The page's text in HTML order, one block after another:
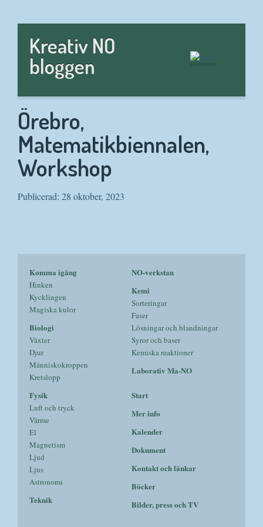
Kreativ NO
bloggen
Örebro,
Matematikbiennalen,
Workshop
Publicerad: 28 oktober, 2023
Komma igång
Hinken
Kycklingen
Magiska kulor
Biologi
Växter
Djur
Människokroppen
Kretslopp
NO-verkstan
Kemi
Sorteringar
Faser
Lösningar och blandningar
Syror och baser
Kemiska reaktioner
Laborativ Ma-NO
Fysik
Luft och tryck
Värme
El
Magnetism
Ljud
Ljus
Astronomi
Teknik
Start
Mer info
Kalender
Dokument
Kontakt och länkar
Böcker
Bilder, press och TV